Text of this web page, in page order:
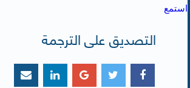
استمع
التصديق على الترجمة